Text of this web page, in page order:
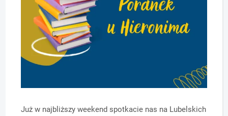
Już w najbliższy weekend spotkacie nas na Lubelskich